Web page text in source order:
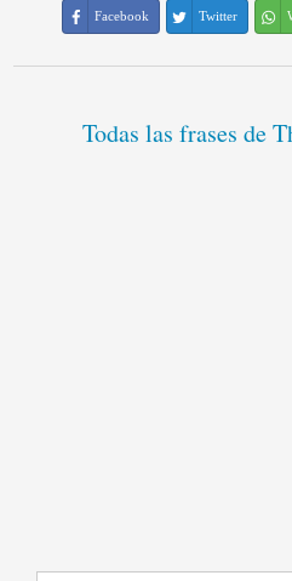
Facebook Twitter
Todas las frases de